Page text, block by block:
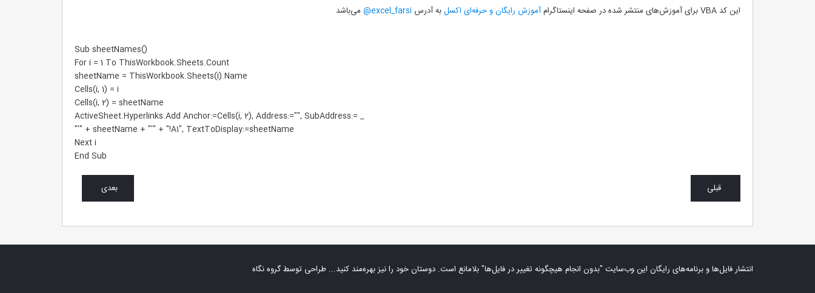
این کد VBA برای آموزش‌های منتشر شده در صفحه اینستاگرام آموزش رایگان و حرفه‌ای اکسلبه آدرس excel_farsi@ می‌باشد
Sub sheetNames()
For i = 1 To ThisWorkbook.Sheets.Count
sheetName = ThisWorkbook.Sheets(i).Name
Cells(i, 1) = i
Cells(i, 2) = sheetName
ActiveSheet.Hyperlinks.Add Anchor:=Cells(i, 2), Address:="", SubAddress:= _
"'" + sheetName + "'" + "!A1", TextToDisplay:=sheetName
Next i
End Sub
قبلی بعدی
انتشار فایل‌ها و برنامه‌های رایگان این وب‌سایت "بدون انجام هیچگونه تغییر در فایل‌ها" بلامانع است. دوستان خود را نیز بهره‌مند کنید... طراحی توسطگروه نگاه